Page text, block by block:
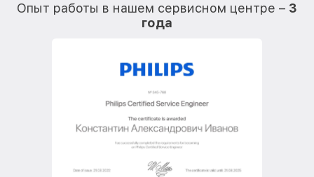
Опыт работы в нашем сервисном центре – 3
года